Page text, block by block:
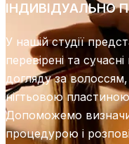
ІНДИВІДУАЛЬНО
У нашій студії
перевірені та
догляду за
нігтьовою
Допоможемо
процедурою і